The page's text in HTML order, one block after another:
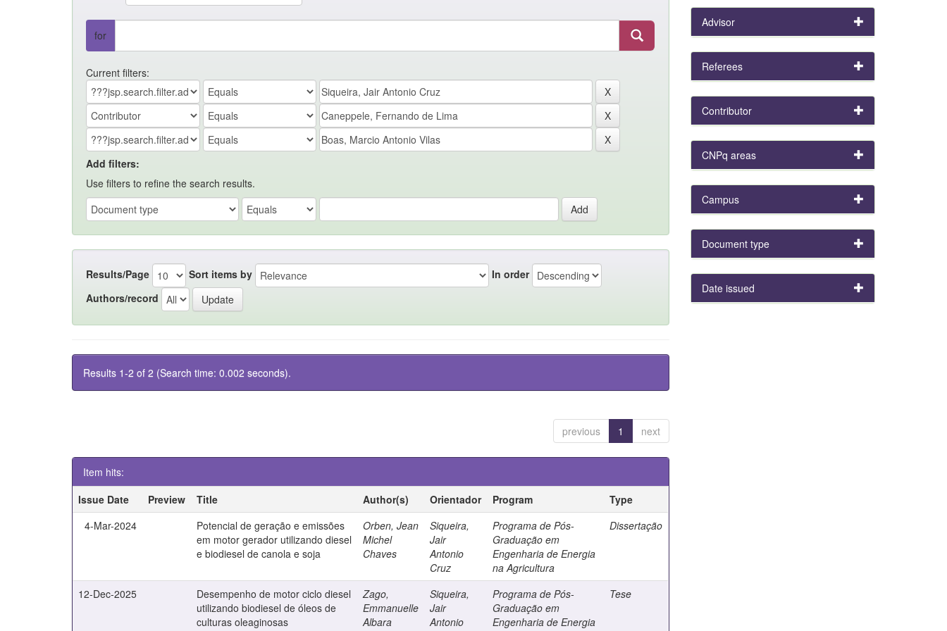
for
Current filters:
Add filters:
Use filters to refine the search results.
Results/Page Sort items by
In order
Authors/record
Results 1-2 of 2 (Search time: 0.002 seconds).
previous 1 next
Item hits:
Issue Date
Preview Title Author(s) Orientador Program
Type
4-Mar-2024
Potencial de geração e emissões
em motor gerador utilizando diesel
e biodiesel de canola e soja
Orben, Jean
Michel
Chaves
Siqueira,
Jair
Antonio
Cruz
Programa de Pós-
Graduação em
Engenharia de Energia
na Agricultura
Dissertação
12-Dec-2025
Desempenho de motor ciclo diesel
utilizando biodiesel de óleos de
culturas oleaginosas
Zago,
Emmanuelle
Albara
Siqueira,
Jair
Antonio
Programa de Pós-
Graduação em
Engenharia de Energia
Tese
Advisor
Referees
Contributor
CNPq areas
Campus
Document type
Date issued